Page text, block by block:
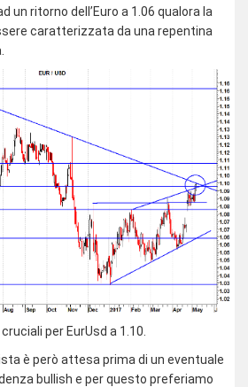
un ritorno dell’Euro a 1.06 qualora la
caratterizzata da una repentina
per EurUsd a 1.10.
è però attesa prima di un eventuale
bullish e per questo preferiamo